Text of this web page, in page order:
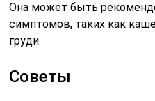
Она может быть
симптомов, таких как
груди.
Советы